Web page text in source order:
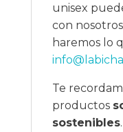
unisex
con
haremos lo
Te
productos
sostenibles